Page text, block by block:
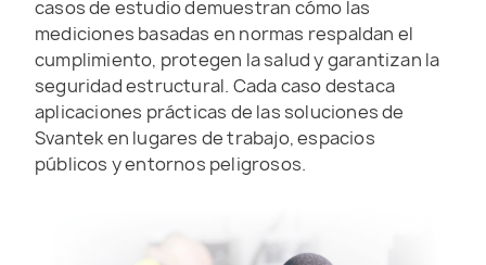
casos de estudio demuestran cómo las
mediciones basadas en normas respaldan el
cumplimiento, protegen la salud y garantizan la
seguridad estructural. Cada caso destaca
aplicaciones prácticas de las soluciones de
Svantek en lugares de trabajo, espacios
públicos y entornos peligrosos.